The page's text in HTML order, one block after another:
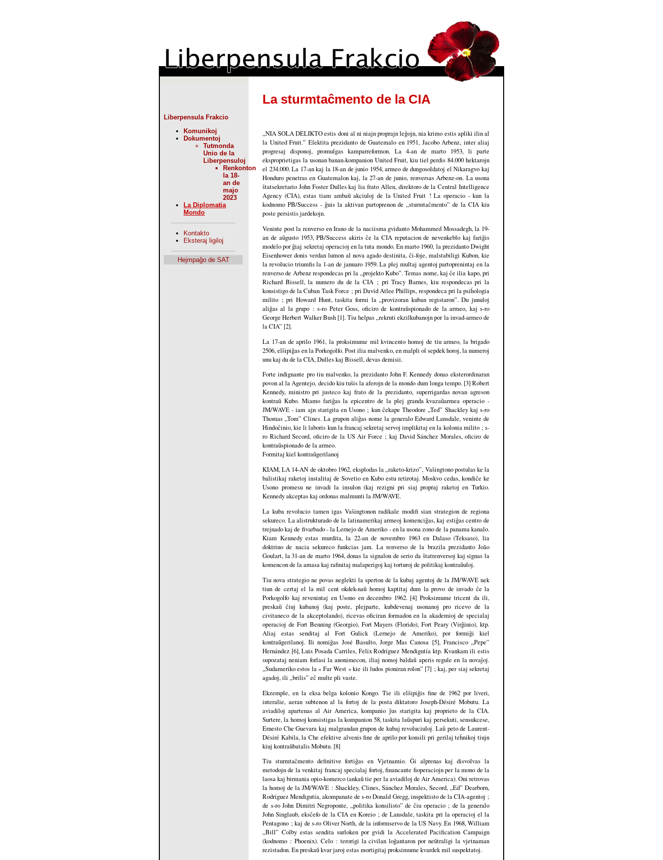
Liberpensula Frakcio
Komunikoj
Dokumentoj
Tutmonda
Unio de la
Liberpensuloj
Renkonton
la 18-
an de
majo
2023
La Diplomatia
Mondo
Kontakto
Eksteraj ligiloj
Hejmpaĝo de SAT
La sturmtaĉmento de la CIA
„NIA SOLA DELIKTO estis doni al ni niajn proprajn leĝojn, nia krimo estis apliki ilin al
la United Fruit.” Elektita prezidanto de Guatemalo en 1951, Jacobo Arbenz, inter aliaj
progresaj disponoj, promulgas kamparreformon. La 4-an de marto 1953, li parte
eksproprietigas la usonan banan-kompanion United Fruit, kiu tiel perdis 84.000 hektarojn
el 234.000. La 17-an kaj la 18-an de junio 1954, armeo de dungosoldatoj el Nikaragvo kaj
Honduro penetras en Guatemalon kaj, la 27-an de junio, renversas Arbenz-on. La usona
ŝtatsekretario John Foster Dulles kaj lia frato Allen, direktoro de la Central Intelligence
Agency (CIA), estas tiam ambaŭ akciuloj de la United Fruit ! La operacio - kun la
kodnomo PB/Success - ĝuis la aktivan partoprenon de „sturmtaĉmento” de la CIA kiu
poste persistis jardekojn.
Veninte post la renverso en Irano de la naciisma gvidanto Mohammed Mossadegh, la 19-
an de aŭgusto 1953, PB/Success akiris ĉe la CIA reputacion de nevenkeblo kaj fariĝis
modelo por ĝiaj sekretaj operacioj en la tuta mondo. En marto 1960, la prezidanto Dwight
Eisenhower donis verdan lumon al nova agado destinita, ĉi-foje, malstabiligi Kubon, kie
la revolucio triumfis la 1-an de januaro 1959. La plej multaj agentoj partoprenintaj en la
renverso de Arbenz respondecas pri la „projekto Kubo”. Temas nome, kaj ĉe ilia kapo, pri
Richard Bissell, la numero du de la CIA ; pri Tracy Barnes, kiu respondecas pri la
konsistigo de la Cuban Task Force ; pri David Atlee Phillips, respondeca pri la psiĥologia
milito ; pri Howard Hunt, taskita formi la „provizoran kuban registaron”. Du junuloj
aliĝas al la grupo : s-ro Peter Goss, oficiro de kontraŭspionado de la armeo, kaj s-ro
George Herbert Walker Bush [1]. Tiu helpas „rekruti ekzilkubanojn por la invad-armeo de
la CIA” [2].
La 17-an de aprilo 1961, la proksimume mil kvincento homoj de tiu armeo, la brigado
2506, elŝipiĝas en la Porkogolfo. Post ilia malvenko, en malpli ol sepdek horoj, la numeroj
unu kaj du de la CIA, Dulles kaj Bissell, devas demisii.
Forte indignante pro tiu malvenko, la prezidanto John F. Kennedy donas eksterordinaran
povon al la Agentejo, decido kiu tuŝis la aferojn de la mondo dum longa tempo. [3] Robert
Kennedy, ministro pri justeco kaj frato de la prezidanto, superrigardas novan agreson
kontraŭ Kubo. Miamo fariĝas la epicentro de la plej granda kvazaŭarmea operacio -
JM/WAVE - iam ajn starigita en Usono ; kun ĉekape Theodore „Ted” Shackley kaj s-ro
Thomas „Tom” Clines. La grupon aliĝas nome la generalo Edward Lansdale, veninte de
Hindoĉinio, kie li laboris kun la francaj sekretaj servoj implikitaj en la kolonia milito ; s-
ro Richard Secord, oficiro de la US Air Force ; kaj David Sánchez Morales, oficiro de
kontraŭspionado de la armeo.
Formitaj kiel kontraŭgerilanoj
KIAM, LA 14-AN de oktobro 1962, eksplodas la „raketo-krizo”, Vaŝingtono postulas ke la
balistikaj raketoj instalitaj de Sovetio en Kubo estu retirotaj. Moskvo cedas, kondiĉe ke
Usono promesu ne invadi la insulon (kaj rezigni pri siaj propraj raketoj en Turkio.
Kennedy akceptas kaj ordonas malmunti la JM/WAVE.
La kuba revolucio tamen igas Vaŝingtonon radikale modifi sian strategion de regiona
sekureco. La alistrukturado de la latinamerikaj armeoj komenciĝas, kaj estiĝas centro de
trejnado kaj de fivarbado - la Lernejo de Ameriko - en la usona zono de la panama kanalo.
Kiam Kennedy estas murdita, la 22-an de novembro 1963 en Dalaso (Teksaso), lia
doktrino de nacia sekureco funkcias jam. La renverso de la brazila prezidanto João
Goulart, la 31-an de marto 1964, donas la signalon de serio da ŝtatrenversoj kaj signas la
komencon de la amasa kaj rafinitaj malaperigoj kaj torturoj de politikaj kontraŭuloj.
Tiu nova strategio ne povas neglekti la sperton de la kubaj agentoj de la JM/WAVE nek
tiun de certaj el la mil cent okdek-naŭ homoj kaptitaj dum la provo de invado ĉe la
Porkogolfo kaj revenintaj en Usono en decembro 1962. [4] Proksimume tricent da ili,
preskaŭ ĉiuj kubanoj (kaj poste, plejparte, kubdevenaj usonanoj pro ricevo de la
civitaneco de la akceptolando), ricevas oficiran formadon en la akademioj de specialaj
operacioj de Fort Benning (Georgio), Fort Mayers (Florido), Fort Peary (Virĝinio), ktp.
Aliaj estas senditaj al Fort Gulick (Lernejo de Ameriko), por formiĝi kiel
kontraŭgerilanoj. Ili nomiĝas José Basulto, Jorge Mas Canosa [5], Francisco „Pepe”
Hernández [6], Luis Posada Carriles, Felix Rodríguez Mendigutía ktp. Kvankam ili estis
supozataj neniam forlasi la anonimecon, iliaj nomoj baldaŭ aperis regule en la novaĵoj.
„Sudameriko estos la « Far West » kie ili ludos pioniran rolon” [7] ; kaj, per siaj sekretaj
agadoj, ili „brilis” eĉ multe pli vaste.
Ekzemple, en la eksa belga kolonio Kongo. Tie ili elŝipiĝis fine de 1962 por liveri,
interalie, aeran subtenon al la fortoj de la posta diktatoro Joseph-Désiré Mobutu. La
aviadiloj apartenas al Air America, kompanio ĵus starigita kaj proprieto de la CIA.
Surtere, la homoj konsistigas la kompanion 58, taskita laŭspuri kaj persekuti, sensukcese,
Ernesto Che Guevara kaj malgrandan grupon de kubaj revoluciuloj. Laŭ peto de Laurent-
Désiré Kabila, la Che efektive alvenis fine de aprilo por konsili pri gerilaj teĥnikoj tiujn
kiuj kontraŭbatalis Mobutu. [8]
Tiu sturmtaĉmento definitive fortiĝas en Vjetnamio. Ĝi alprenas kaj disvolvas la
metodojn de la venkitaj francaj specialaj fortoj, financante fioperaciojn per la mono de la
laosa kaj birmania opio-komerco (ankaŭ tie per la aviadiloj de Air America). Oni retrovas
la homoj de la JM/WAVE : Shackley, Clines, Sánchez Morales, Secord, „Ed” Dearborn,
Rodríguez Mendigutía, akompanate de s-ro Donald Gregg, inspektisto de la CIA-agentoj ;
de s-ro John Dimitri Negroponte, „politika konsilisto” de ĉiu operacio ; de la generalo
John Singlaub, eksĉefo de la CIA en Koreio ; de Lansdale, taskita pri la operacioj el la
Pentagono ; kaj de s-ro Oliver North, de la informservo de la US Navy. En 1968, William
„Bill” Colby estas sendita surloken por gvidi la Accelerated Pacification Campaign
(kodnomo : Phoenix). Celo : terorigi la civilan loĝantaron por neŭtraligi la vjetnaman
rezistadon. En preskaŭ kvar jaroj estas mortigitaj proksimume kvardek mil suspektatoj.